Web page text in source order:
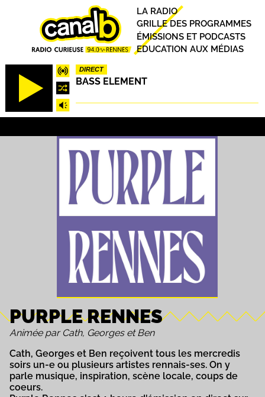
DIRECT
BASS ELEMENT
Principal
LA RADIO
GRILLE DES PROGRAMMES
ÉMISSIONS ET PODCASTS
EDUCATION AUX MÉDIAS
PURPLE RENNES
Animée par Cath, Georges et Ben
Cath, Georges et Ben reçoivent tous les mercredis
soirs un-e ou plusieurs artistes rennais-ses. On y
parle musique, inspiration, scène locale, coups de
coeurs.